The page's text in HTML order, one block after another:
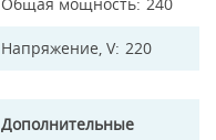
Напряжение, V 220
Дополнительные